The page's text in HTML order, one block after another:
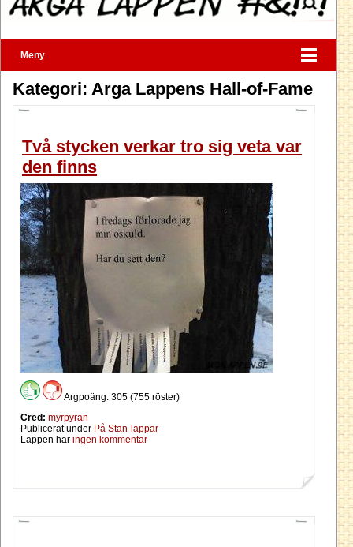
Meny
Kategori: Arga Lappens Hall-of-Fame
Två stycken verkar tro sig veta var
den finns
Argpoäng: 305 (755 röster)
Cred: myrpyran
Publicerat under På Stan-lappar
Lappen har ingen kommentar